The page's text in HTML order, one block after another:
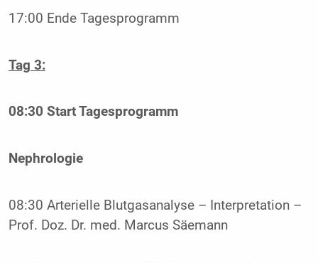
17:00 Ende Tagesprogramm
Tag 3:
08:30 Start Tagesprogramm
Nephrologie
08:30 Arterielle Blutgasanalyse – Interpretation –
Prof. Doz. Dr. med. Marcus Säemann